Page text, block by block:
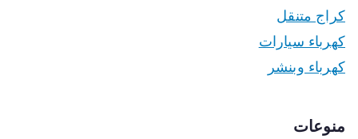
كراج متنقل
كهرباء سيارات
كهرباء وبنشر
منوعات